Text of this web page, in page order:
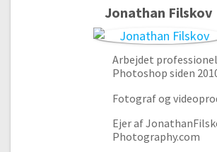
Jonathan Filskov
Arbejdet
Photoshop siden
Fotograf og
Ejer af
Photography.com